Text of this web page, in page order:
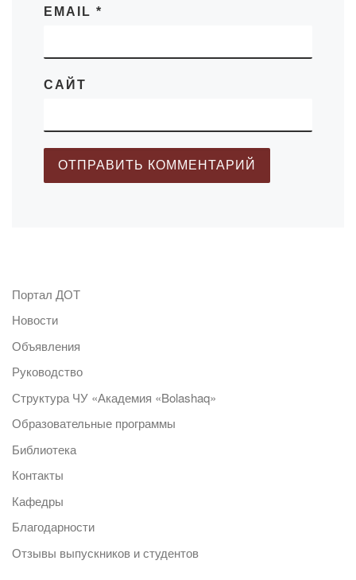
EMAIL *
САЙТ
Портал ДОТ
Новости
Объявления
Руководство
Структура ЧУ «Академия «Bolashaq»
Образовательные программы
Библиотека
Контакты
Кафедры
Благодарности
Отзывы выпускников и студентов